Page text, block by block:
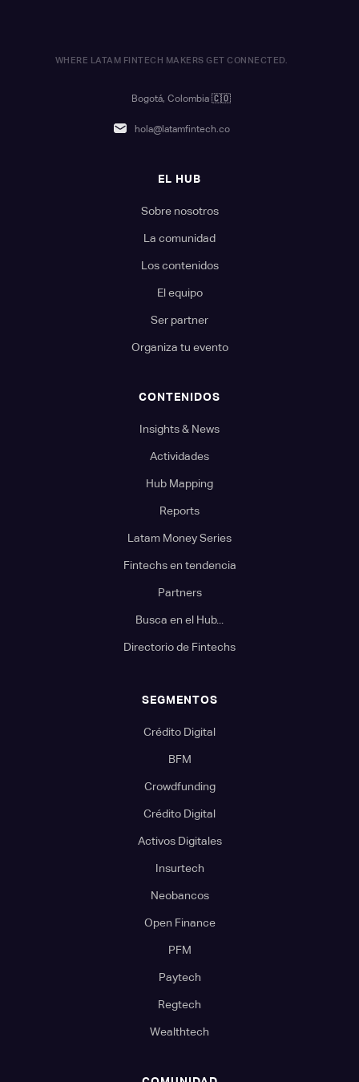
WHERE LATAM FINTECH MAKERS GET CONNECTED.
Bogotá, Colombia 🇨🇴
hola@latamfintech.co
EL HUB
Sobre nosotros
La comunidad
Los contenidos
El equipo
Ser partner
Organiza tu evento
CONTENIDOS
Insights & News
Actividades
Hub Mapping
Reports
Latam Money Series
Fintechs en tendencia
Partners
Busca en el Hub...
Directorio de Fintechs
SEGMENTOS
Crédito Digital
BFM
Crowdfunding
Crédito Digital
Activos Digitales
Insurtech
Neobancos
Open Finance
PFM
Paytech
Regtech
Wealthtech